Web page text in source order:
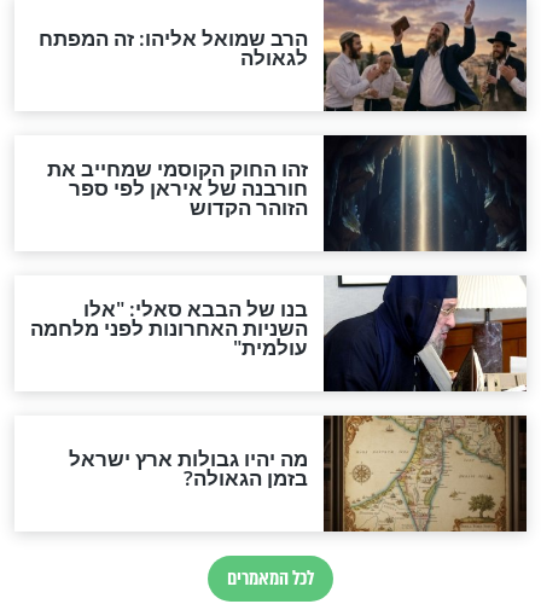
"לפני הגאולה תהיה אפיקורסות
והכחשה גדולה מאוד של
האמונה"
האם לאחר בוא המשיח יהיה
אפשר לחזור בתשובה?
לכל המאמרים